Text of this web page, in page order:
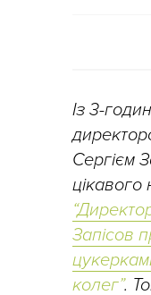
Із 3-
Сергієм
цікавого
Запісов
колег”.